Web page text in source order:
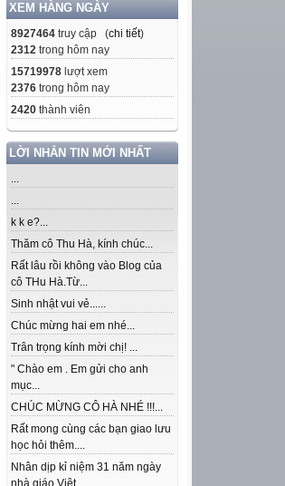
XEM HÀNG NGÀY
8927464 truy cập (chi tiết)
2312 trong hôm nay
15719978 lượt xem
2376 trong hôm nay
2420 thành viên
LỜI NHẮN TIN MỚI NHẤT
...
...
k k e?...
Thăm cô Thu Hà, kính chúc...
Rất lâu rồi không vào Blog của
cô THu Hà.Từ...
Sinh nhật vui vẻ......
Chúc mừng hai em nhé...
Trân trọng kính mời chị! ...
" Chào em . Em gửi cho anh
mục...
CHÚC MỪNG CÔ HÀ NHÉ !!!...
Rất mong cùng các bạn giao lưu
học hỏi thêm....
Nhân dịp kỉ niệm 31 năm ngày
nhà giáo Việt...